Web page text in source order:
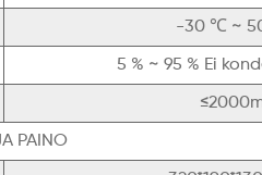
-30 ℃ ~
5 % ~ 95 % Ei
PAINO